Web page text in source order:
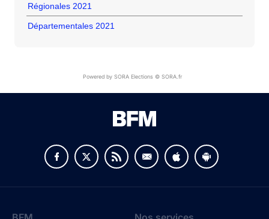
Régionales 2021
Départementales 2021
Powered by SORA Elections © SORA.fr